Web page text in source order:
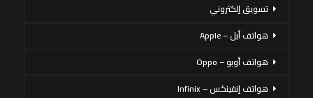
تسويق إلكتروني
هواتف أبل – Apple
هواتف أوبو – Oppo
هواتف إنفينكس – Infinix